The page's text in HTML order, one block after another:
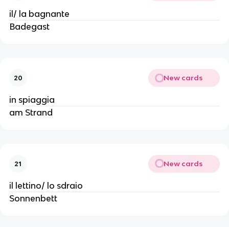
il/ la bagnante
Badegast
20 New cards
in spiaggia
am Strand
21 New cards
il lettino/ lo sdraio
Sonnenbett